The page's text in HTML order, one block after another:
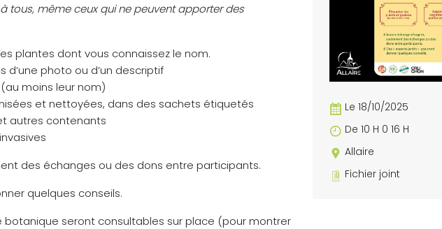
tous, même ceux qui ne peuvent apporter des
plantes dont vous connaissez le nom.
d’une photo ou d’un descriptif
moins leur nom)
et nettoyées, dans des sachets étiquetés
autres contenants
des échanges ou des dons entre participants.
quelques conseils.
botanique seront consultables sur place (pour montrer
Le 18/10/2025
De 10 H 0 16 H
Allaire
Fichier joint